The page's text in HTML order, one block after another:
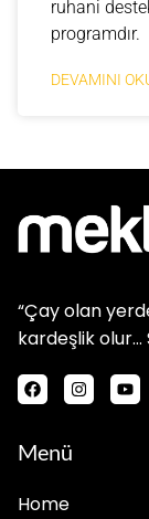
ruhani
programdır.
DEVAMINI
“Çay olan
kardeşlik olur…
Menü
Home